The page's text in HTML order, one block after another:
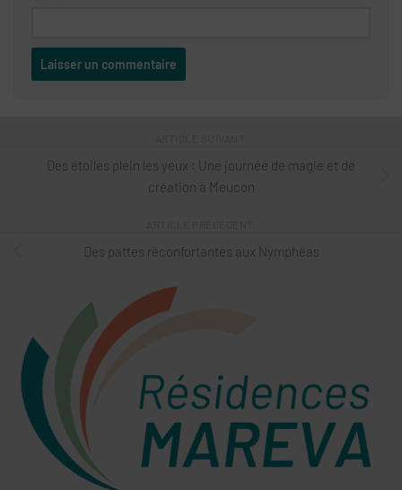
Des étoiles plein les yeux : Une journée de magie et de
création à Meucon
Des pattes réconfortantes aux Nymphéas